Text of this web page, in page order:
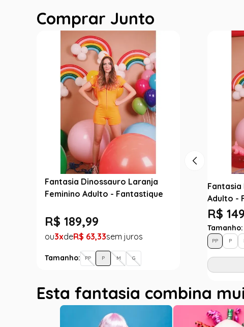
Comprar Junto
Fantasia Dinossauro Laranja
Feminino Adulto - Fantastique
R$ 189,99
3 R$ 63,33
Tamanho: PP P M G
Fantasia
Adulto -
R$
Tamanho:
PP P
Esta fantasia combina